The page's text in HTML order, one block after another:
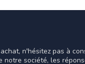
n'hésitez pas à
société, les